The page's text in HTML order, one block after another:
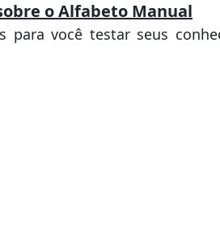
o Alfabeto Manual
para você testar seus